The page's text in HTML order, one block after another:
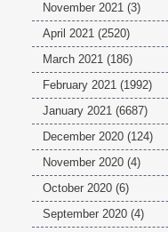
November 2021 (3)
April 2021 (2520)
March 2021 (186)
February 2021 (1992)
January 2021 (6687)
December 2020 (124)
November 2020 (4)
October 2020 (6)
September 2020 (4)